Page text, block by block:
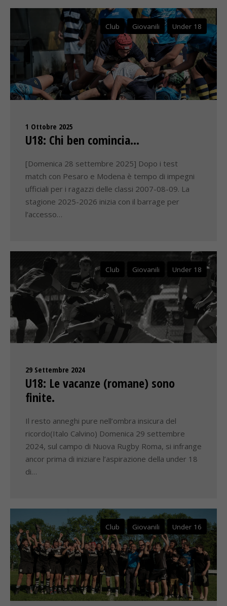
Club Giovanili Under 18
1 Ottobre 2025
U18: Chi ben comincia…
[Domenica 28 settembre 2025] Dopo i test
match con Pesaro e Modena è tempo di impegni
ufficiali per i ragazzi delle classi 2007-08-09. La
stagione 2025-2026 inizia con il barrage per
l’accesso…
Club Giovanili Under 18
29 Settembre 2024
U18: Le vacanze (romane) sono
finite.
Il resto anneghi pure nell’ombra insicura del
ricordo(Italo Calvino) Domenica 29 settembre
2024, sul campo di Nuova Rugby Roma, si infrange
ancor prima di iniziare l’aspirazione della under 18
di…
Club Giovanili Under 16